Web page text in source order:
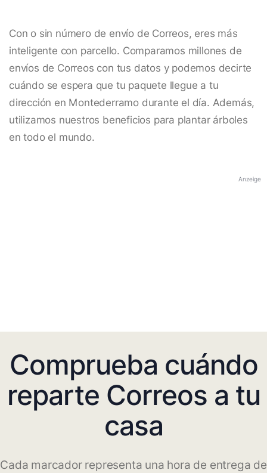
Con o sin número de envío de Correos, eres más
inteligente con parcello. Comparamos millones de
envíos de Correos con tus datos y podemos decirte
cuándo se espera que tu paquete llegue a tu
dirección en Montederramo durante el día. Además,
utilizamos nuestros beneficios para plantar árboles
en todo el mundo.
Anzeige
Comprueba cuándo
reparte Correos a tu
casa
Cada marcador representa una hora de entrega de